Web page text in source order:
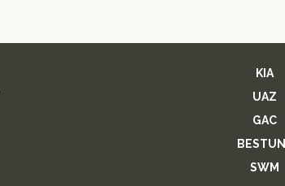
KIA
UAZ
GAC
SWM